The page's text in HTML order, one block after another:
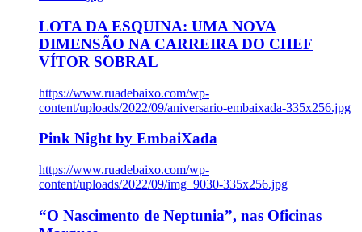
LOTA DA ESQUINA: UMA NOVA
DIMENSÃO NA CARREIRA DO CHEF
VÍTOR SOBRAL
https://www.ruadebaixo.com/wp-
content/uploads/2022/09/aniversario-embaixada-335x256.jpg
Pink Night by EmbaiXada
https://www.ruadebaixo.com/wp-
content/uploads/2022/09/img_9030-335x256.jpg
“O Nascimento de Neptunia”, nas Oficinas